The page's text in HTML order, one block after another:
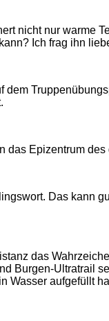
nicht nur warme
Ich frag ihn
das Epizentrum
Das kann
das
Burgen-Ultratrail
aufgefüllt